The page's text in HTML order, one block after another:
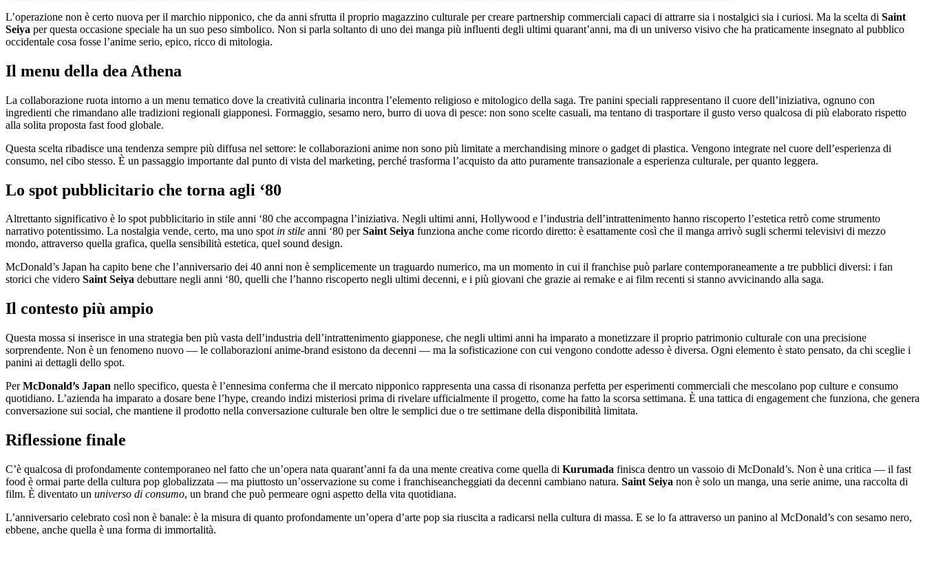
L’operazione non è certo nuova per il marchio nipponico, che da anni sfrutta il proprio magazzino culturale per creare partnership commerciali capaci di attrarre sia i nostalgici sia i curiosi. Ma la scelta di Saint
Seiya per questa occasione speciale ha un suo peso simbolico. Non si parla soltanto di uno dei manga più influenti degli ultimi quarant’anni, ma di un universo visivo che ha praticamente insegnato al pubblico
occidentale cosa fosse l’anime serio, epico, ricco di mitologia.
Il menu della dea Athena
La collaborazione ruota intorno a un menu tematico dove la creatività culinaria incontra l’elemento religioso e mitologico della saga. Tre panini speciali rappresentano il cuore dell’iniziativa, ognuno con
ingredienti che rimandano alle tradizioni regionali giapponesi. Formaggio, sesamo nero, burro di uova di pesce: non sono scelte casuali, ma tentano di trasportare il gusto verso qualcosa di più elaborato rispetto
alla solita proposta fast food globale.
Questa scelta ribadisce una tendenza sempre più diffusa nel settore: le collaborazioni anime non sono più limitate a merchandising minore o gadget di plastica. Vengono integrate nel cuore dell’esperienza di
consumo, nel cibo stesso. È un passaggio importante dal punto di vista del marketing, perché trasforma l’acquisto da atto puramente transazionale a esperienza culturale, per quanto leggera.
Lo spot pubblicitario che torna agli ‘80
Altrettanto significativo è lo spot pubblicitario in stile anni ‘80 che accompagna l’iniziativa. Negli ultimi anni, Hollywood e l’industria dell’intrattenimento hanno riscoperto l’estetica retrò come strumento
narrativo potentissimo. La nostalgia vende, certo, ma uno spot in stile anni ‘80 perSaint Seiya funziona anche come ricordo diretto: è esattamente così che il manga arrivò sugli schermi televisivi di mezzo
mondo, attraverso quella grafica, quella sensibilità estetica, quel sound design.
McDonald’s Japan ha capito bene che l’anniversario dei 40 anni non è semplicemente un traguardo numerico, ma un momento in cui il franchise può parlare contemporaneamente a tre pubblici diversi: i fan
storici che videro Saint Seiya debuttare negli anni ‘80, quelli che l’hanno riscoperto negli ultimi decenni, e i più giovani che grazie ai remake e ai film recenti si stanno avvicinando alla saga.
Il contesto più ampio
Questa mossa si inserisce in una strategia ben più vasta dell’industria dell’intrattenimento giapponese, che negli ultimi anni ha imparato a monetizzare il proprio patrimonio culturale con una precisione
sorprendente. Non è un fenomeno nuovo — le collaborazioni anime-brand esistono da decenni — ma la sofisticazione con cui vengono condotte adesso è diversa. Ogni elemento è stato pensato, da chi sceglie i
panini ai dettagli dello spot.
PerMcDonald’s Japan nello specifico, questa è l’ennesima conferma che il mercato nipponico rappresenta una cassa di risonanza perfetta per esperimenti commerciali che mescolano pop culture e consumo
quotidiano. L’azienda ha imparato a dosare bene l’hype, creando indizi misteriosi prima di rivelare ufficialmente il progetto, come ha fatto la scorsa settimana. È una tattica di engagement che funziona, che genera
conversazione sui social, che mantiene il prodotto nella conversazione culturale ben oltre le semplici due o tre settimane della disponibilità limitata.
Riflessione finale
C’è qualcosa di profondamente contemporaneo nel fatto che un’opera nata quarant’anni fa da una mente creativa come quella di Kurumada finisca dentro un vassoio di McDonald’s. Non è una critica — il fast
food è ormai parte della cultura pop globalizzata — ma piuttosto un’osservazione su come i franchiseancheggiati da decenni cambiano natura. Saint Seiya non è solo un manga, una serie anime, una raccolta di
film. È diventato un universo di consumo, un brand che può permeare ogni aspetto della vita quotidiana.
L’anniversario celebrato così non è banale: è la misura di quanto profondamente un’opera d’arte pop sia riuscita a radicarsi nella cultura di massa. E se lo fa attraverso un panino al McDonald’s con sesamo nero,
ebbene, anche quella è una forma di immortalità.